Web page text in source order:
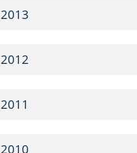
2013
2012
2011
2010